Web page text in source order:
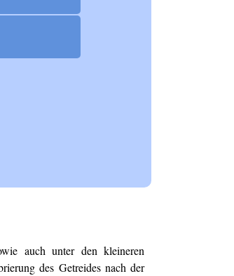
auch unter den kleineren
des Getreides nach der